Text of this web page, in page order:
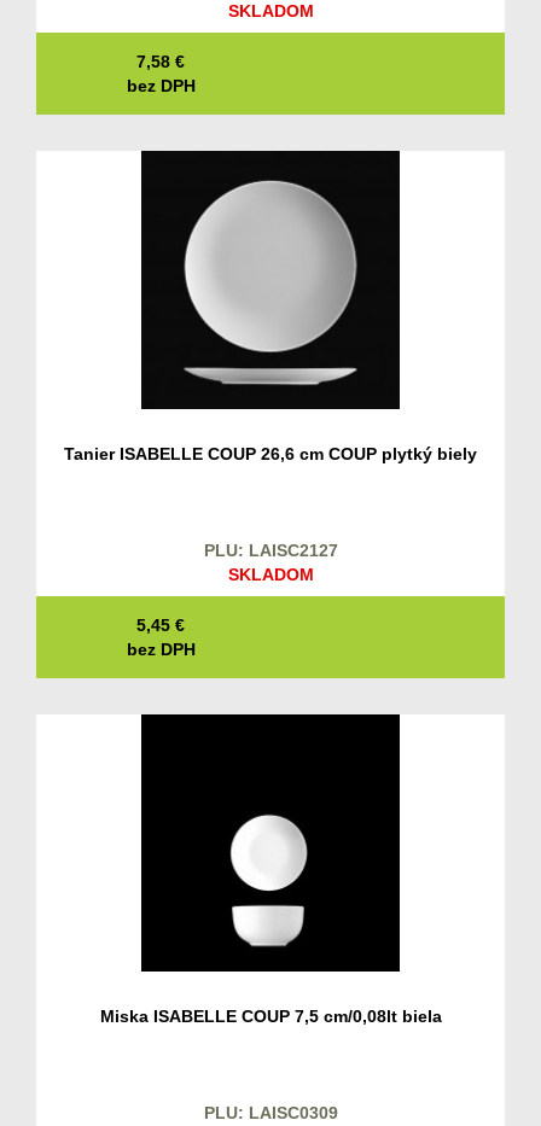
SKLADOM
7,58 €
bez DPH
Tanier ISABELLE COUP 26,6 cm COUP plytký biely
PLU: LAISC2127
SKLADOM
5,45 €
bez DPH
Miska ISABELLE COUP 7,5 cm/0,08lt biela
PLU: LAISC0309